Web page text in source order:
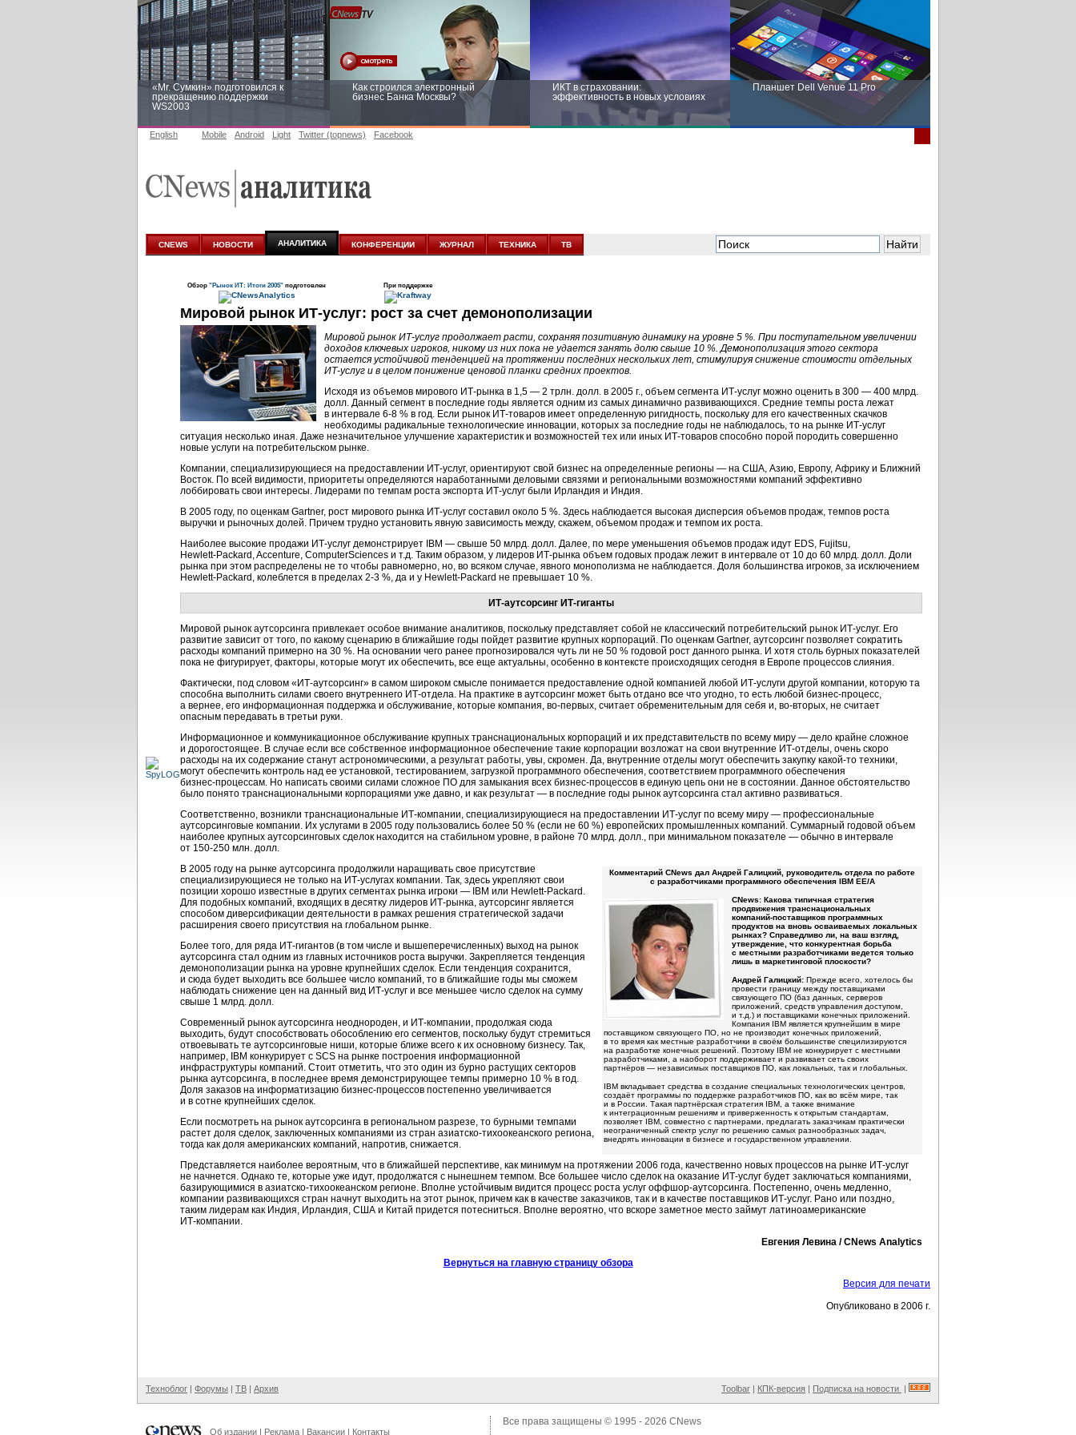
«Mr. Сумкин» подготовился к
прекращению поддержки
WS2003
Как строился электронный
бизнес Банка Москвы?
ИКТ в страховании:
эффективность в новых условиях
Планшет Dell Venue 11 Pro
аналитике
новых условиях
English Mobile Android Light Twitter (topnews) Facebook
CNEWS НОВОСТИ АНАЛИТИКА КОНФЕРЕНЦИИ ЖУРНАЛ ТЕХНИКА ТВ
Обзор "Рынок ИТ: Итоги 2005" подготовлен При поддержке
Мировой рынок ИТ-услуг: рост за счет демонополизации
Мировой рынок ИТ-услуг продолжает расти, сохраняя позитивную динамику на уровне 5 %. При поступательном увеличении
доходов ключевых игроков, никому из них пока не удается занять долю свыше 10 %. Демонополизация этого сектора
остается устойчивой тенденцией на протяжении последних нескольких лет, стимулируя снижение стоимости отдельных
ИТ-услуг и в целом понижение ценовой планки средних проектов.
Исходя из объемов мирового ИТ-рынка в 1,5 — 2 трлн. долл. в 2005 г., объем сегмента ИТ-услуг можно оценить в 300 — 400 млрд.
долл. Данный сегмент в последние годы является одним из самых динамично развивающихся. Средние темпы роста лежат
в интервале 6-8 % в год. Если рынок ИТ-товаров имеет определенную ригидность, поскольку для его качественных скачков
необходимы радикальные технологические инновации, которых за последние годы не наблюдалось, то на рынке ИТ-услуг
ситуация несколько иная. Даже незначительное улучшение характеристик и возможностей тех или иных ИТ-товаров способно порой породить совершенно
новые услуги на потребительском рынке.
Компании, специализирующиеся на предоставлении ИТ-услуг, ориентируют свой бизнес на определенные регионы — на США, Азию, Европу, Африку и Ближний
Восток. По всей видимости, приоритеты определяются наработанными деловыми связями и региональными возможностями компаний эффективно
лоббировать свои интересы. Лидерами по темпам роста экспорта ИТ-услуг были Ирландия и Индия.
В 2005 году, по оценкам Gartner, рост мирового рынка ИТ-услуг составил около 5 %. Здесь наблюдается высокая дисперсия объемов продаж, темпов роста
выручки и рыночных долей. Причем трудно установить явную зависимость между, скажем, объемом продаж и темпом их роста.
Наиболее высокие продажи ИТ-услуг демонстрирует IBM — свыше 50 млрд. долл. Далее, по мере уменьшения объемов продаж идут EDS, Fujitsu,
Hewlett-Packard,Accenture, ComputerSciences и т.д. Таким образом, у лидеров ИТ-рынка объем годовых продаж лежит в интервале от 10 до 60 млрд. долл. Доли
рынка при этом распределены не то чтобы равномерно, но, во всяком случае, явного монополизма не наблюдается. Доля большинства игроков, за исключением
Hewlett-Packard, колеблется в пределах 2-3 %, да и у Hewlett-Packard не превышает 10 %.
ИТ-аутсорсинг ИТ-гиганты
Мировой рынок аутсорсинга привлекает особое внимание аналитиков, поскольку представляет собой не классический потребительский рынок ИТ-услуг. Его
развитие зависит от того, по какому сценарию в ближайшие годы пойдет развитие крупных корпораций. По оценкам Gartner, аутсорсинг позволяет сократить
расходы компаний примерно на 30 %. На основании чего ранее прогнозировался чуть ли не 50 % годовой рост данного рынка. И хотя столь бурных показателей
пока не фигурирует, факторы, которые могут их обеспечить, все еще актуальны, особенно в контексте происходящих сегодня в Европе процессов слияния.
Фактически, под словом «ИТ-аутсорсинг» в самом широком смысле понимается предоставление одной компанией любой ИТ-услуги другой компании, которую та
способна выполнить силами своего внутреннего ИТ-отдела. На практике в аутсорсинг может быть отдано все что угодно, то есть любой бизнес-процесс,
а вернее, его информационная поддержка и обслуживание, которые компания, во-первых, считает обременительным для себя и, во-вторых, не считает
опасным передавать в третьи руки.
Информационное и коммуникационное обслуживание крупных транснациональных корпораций и их представительств по всему миру — дело крайне сложное
и дорогостоящее. В случае если все собственное информационное обеспечение такие корпорации возложат на свои внутренние ИТ-отделы, очень скоро
расходы на их содержание станут астрономическими, а результат работы, увы, скромен. Да, внутренние отделы могут обеспечить закупку какой-то техники,
могут обеспечить контроль над ее установкой, тестированием, загрузкой программного обеспечения, соответствием программного обеспечения
бизнес-процессам. Но написать своими силами сложное ПО для замыкания всех бизнес-процессов в единую цепь они не в состоянии. Данное обстоятельство
было понято транснациональными корпорациями уже давно, и как результат — в последние годы рынок аутсорсинга стал активно развиваться.
Соответственно, возникли транснациональные ИТ-компании, специализирующиеся на предоставлении ИТ-услуг по всему миру — профессиональные
аутсорсинговые компании. Их услугами в 2005 году пользовались более 50 % (если не 60 %) европейских промышленных компаний. Суммарный годовой объем
наиболее крупных аутсорсинговых сделок находится на стабильном уровне, в районе 70 млрд. долл., при минимальном показателе — обычно в интервале
от 150-250 млн. долл.
Комментарий CNews дал Андрей Галицкий, руководитель отдела по работе
с разработчиками программного обеспечения IBM EE/A
CNews: Какова типичная стратегия
продвижения транснациональных
компаний-поставщиков программных
продуктов на вновь осваиваемых локальных
рынках? Справедливо ли, на ваш взгляд,
утверждение, что конкурентная борьба
с местными разработчиками ведется только
лишь в маркетинговой плоскости?
Андрей Галицкий: Прежде всего, хотелось бы
провести границу между поставщиками
связующего ПО (баз данных, серверов
приложений, средств управления доступом,
и т.д.) и поставщиками конечных приложений.
Компания IBM является крупнейшим в мире
поставщиком связующего ПО, но не производит конечных приложений,
в то время как местные разработчики в своём большинстве специлизируются
на разработке конечных решений. Поэтому IBM не конкурирует с местными
разработчиками, а наоборот поддерживает и развивает сеть своих
партнёров — независимых поставщиков ПО, как локальных, так и глобальных.
IBM вкладывает средства в создание специальных технологических центров,
создаёт программы по поддержке разработчиков ПО, как во всём мире, так
и в России. Такая партнёрская стратегия IBM, а также внимание
к интеграционным решениям и приверженность к открытым стандартам,
позволяет IBM, совместно с партнерами, предлагать заказчикам практически
неограниченный спектр услуг по решению самых разнообразных задач,
внедрять инновации в бизнесе и государственном управлении.
В 2005 году на рынке аутсорсинга продолжили наращивать свое присутствие
специализирующиеся не только на ИТ-услугах компании. Так, здесь укрепляют свои
позиции хорошо известные в других сегментах рынка игроки — IBM или Hewlett-Packard.
Для подобных компаний, входящих в десятку лидеров ИТ-рынка, аутсорсинг является
способом диверсификации деятельности в рамках решения стратегической задачи
расширения своего присутствия на глобальном рынке.
Более того, для ряда ИТ-гигантов (в том числе и вышеперечисленных) выход на рынок
аутсорсинга стал одним из главных источников роста выручки. Закрепляется тенденция
демонополизации рынка на уровне крупнейших сделок. Если тенденция сохранится,
и сюда будет выходить все большее число компаний, то в ближайшие годы мы сможем
наблюдать снижение цен на данный вид ИТ-услуг и все меньшее число сделок на сумму
свыше 1 млрд. долл.
Современный рынок аутсорсинга неоднороден, и ИТ-компании, продолжая сюда
выходить, будут способствовать обособлению его сегментов, поскольку будут стремиться
отвоевывать те аутсорсинговые ниши, которые ближе всего к их основному бизнесу. Так,
например, IBM конкурирует с SCS на рынке построения информационной
инфраструктуры компаний. Стоит отметить, что это один из бурно растущих секторов
рынка аутсорсинга, в последнее время демонстрирующее темпы примерно 10 % в год.
Доля заказов на информатизацию бизнес-процессов постепенно увеличивается
и в сотне крупнейших сделок.
Если посмотреть на рынок аутсорсинга в региональном разрезе, то бурными темпами
растет доля сделок, заключенных компаниями из стран азиатско-тихоокеанского региона,
тогда как доля американских компаний, напротив, снижается.
Представляется наиболее вероятным, что в ближайшей перспективе, как минимум на протяжении 2006 года, качественно новых процессов на рынке ИТ-услуг
не начнется. Однако те, которые уже идут, продолжатся с нынешнем темпом. Все большее число сделок на оказание ИТ-услуг будет заключаться компаниями,
базирующимися в азиатско-тихоокеанском регионе. Вполне устойчивым видится процесс роста услуг оффшор-аутсорсинга. Постепенно, очень медленно,
компании развивающихся стран начнут выходить на этот рынок, причем как в качестве заказчиков, так и в качестве поставщиков ИТ-услуг. Рано или поздно,
таким лидерам как Индия, Ирландия, США и Китай придется потесниться. Вполне вероятно, что вскоре заметное место займут латиноамериканские
ИТ-компании.
Евгения Левина / CNews Analytics
Вернуться на главную страницу обзора
Версия для печати
Опубликовано в 2006 г.
Техноблог | Форумы | ТВ | Архив Toolbar | КПК-версия | Подписка на новости |
Об издании | Реклама | Вакансии | Контакты
Все права защищены © 1995 - 2026 CNews